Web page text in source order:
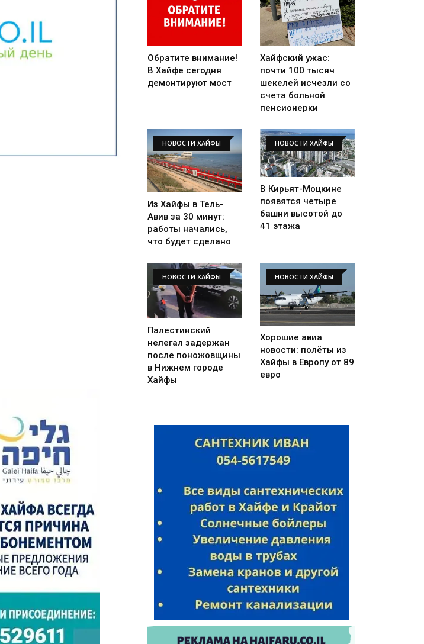
Обратите внимание!
В Хайфе сегодня
демонтируют мост
Хайфский ужас:
почти 100 тысяч
шекелей исчезли со
счета больной
пенсионерки
НОВОСТИ ХАЙФЫ
Из Хайфы в Тель-
Авив за 30 минут:
работы начались,
что будет сделано
НОВОСТИ ХАЙФЫ
В Кирьят-Моцкине
появятся четыре
башни высотой до
41 этажа
НОВОСТИ ХАЙФЫ
Палестинский
нелегал задержан
после поножовщины
в Нижнем городе
Хайфы
НОВОСТИ ХАЙФЫ
Хорошие авиа
новости: полёты из
Хайфы в Европу от 89
евро